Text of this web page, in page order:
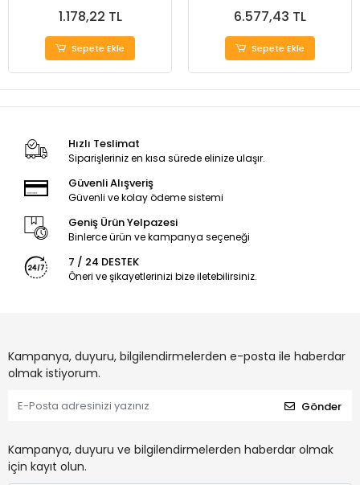
1.178,22 TL
Sepete Ekle
6.577,43 TL
Sepete Ekle
Hızlı Teslimat
Siparişleriniz en kısa sürede elinize ulaşır.
Güvenli Alışveriş
Güvenli ve kolay ödeme sistemi
Geniş Ürün Yelpazesi
Binlerce ürün ve kampanya seçeneği
7 / 24 DESTEK
Öneri ve şikayetlerinizi bize iletebilirsiniz.
Kampanya, duyuru, bilgilendirmelerden e-posta ile haberdar
olmak istiyorum.
Gönder
Kampanya, duyuru ve bilgilendirmelerden haberdar olmak
için kayıt olun.